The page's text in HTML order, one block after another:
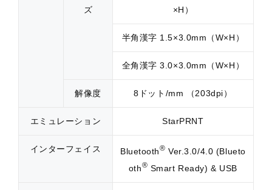
ズ
×H）
半角漢字 1.5×3.0mm（W×H）
全角漢字 3.0×3.0mm（W×H）
解像度 8ドット/mm （203dpi）
エミュレーション StarPRNT
インターフェイス Bluetooth® Ver.3.0/4.0 (Blueto
oth® Smart Ready) & USB